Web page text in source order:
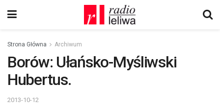
Strona Główna Archiwum
Borów: Ułańsko-Myśliwski
Hubertus.
2013-10-12